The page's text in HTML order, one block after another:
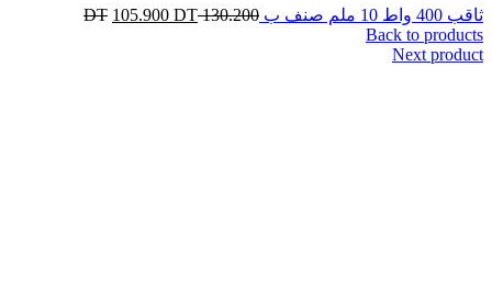
ثاقب 400 واط 10 ملم صنف ب 130.200
DT
105.900 DT
Back to products
Next product